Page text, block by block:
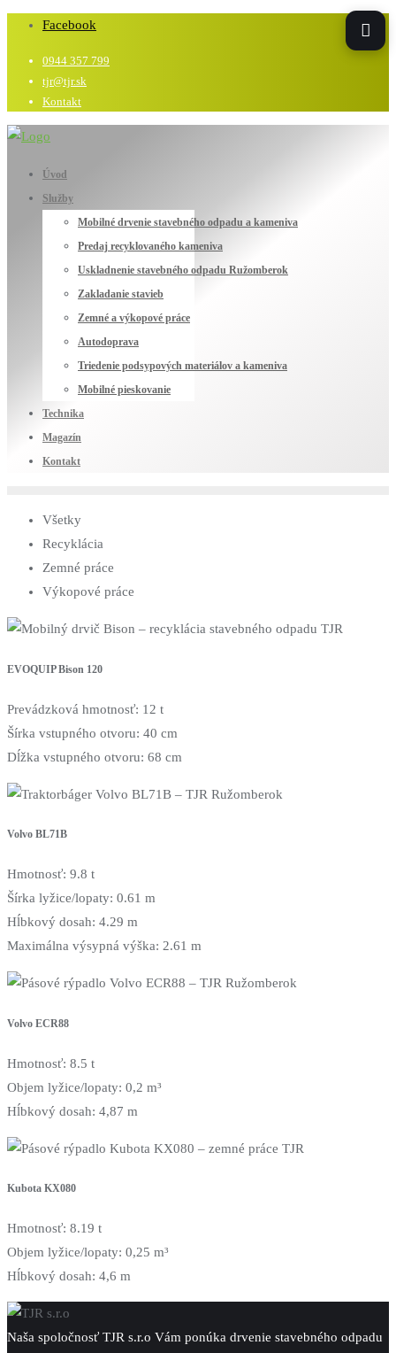
Technika
stroje
TJR
Facebook
0944 357 799
tjr@tjr.sk
Kontakt
Úvod
Služby
Mobilné drvenie stavebného odpadu a kameniva
Predaj recyklovaného kameniva
Uskladnenie stavebného odpadu Ružomberok
Zakladanie stavieb
Zemné a výkopové práce
Autodoprava
Triedenie podsypových materiálov a kameniva
Mobilné pieskovanie
Technika
Magazín
Kontakt
Všetky
Recyklácia
Zemné práce
Výkopové práce
EVOQUIP Bison 120
Prevádzková hmotnosť: 12 t
Šírka vstupného otvoru: 40 cm
Dĺžka vstupného otvoru: 68 cm
Volvo BL71B
Hmotnosť: 9.8 t
Šírka lyžice/lopaty: 0.61 m
Hĺbkový dosah: 4.29 m
Maximálna výsypná výška: 2.61 m
Volvo ECR88
Hmotnosť: 8.5 t
Objem lyžice/lopaty: 0,2 m³
Hĺbkový dosah: 4,87 m
Kubota KX080
Hmotnosť: 8.19 t
Objem lyžice/lopaty: 0,25 m³
Hĺbkový dosah: 4,6 m
Naša spoločnosť TJR s.r.o Vám ponúka drvenie stavebného odpadu